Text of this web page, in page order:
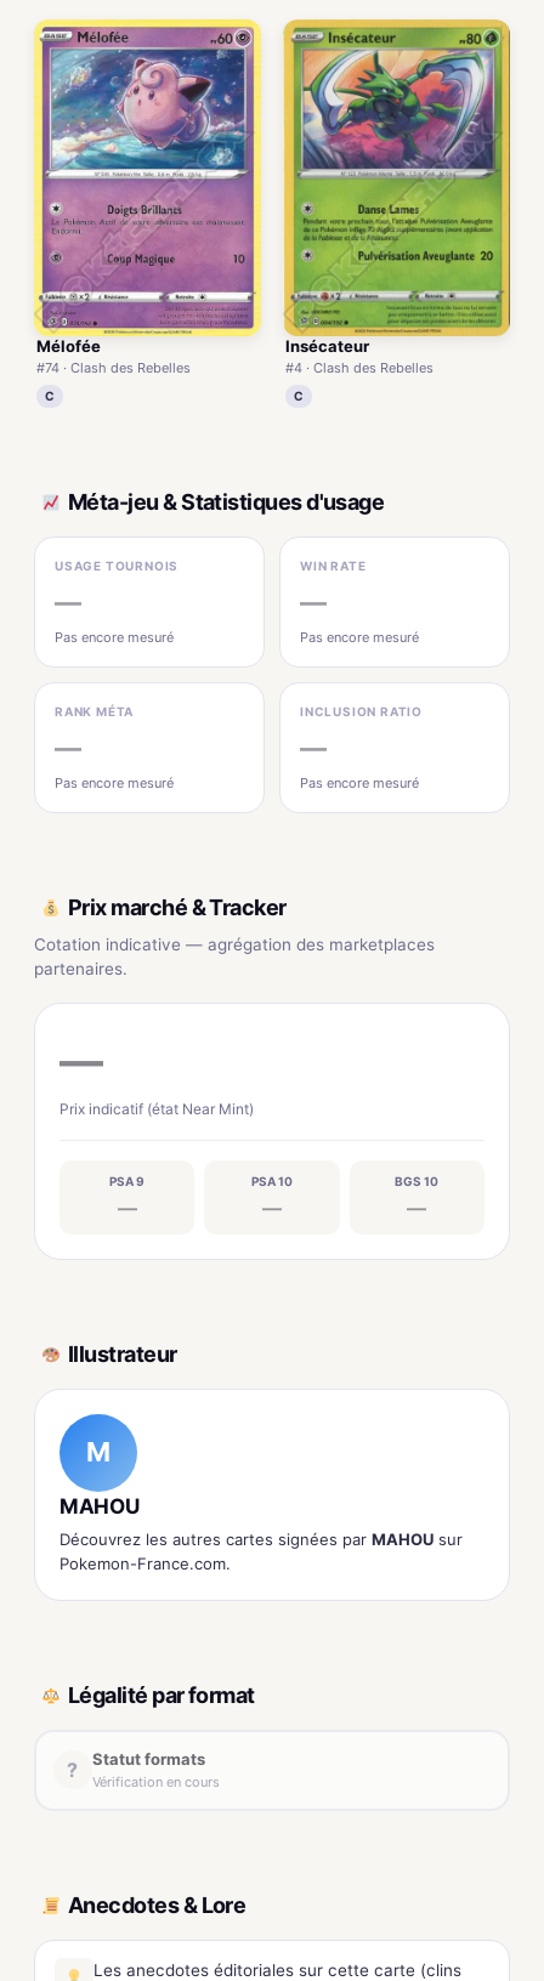
Mélofée
#74 · Clash des Rebelles
C
Insécateur
#4 · Clash des Rebelles
C
Méta-jeu & Statistiques d'usage
USAGE TOURNOIS
—
Pas encore mesuré
WIN RATE
—
Pas encore mesuré
RANK MÉTA
—
Pas encore mesuré
INCLUSION RATIO
—
Pas encore mesuré
Prix marché & Tracker
Cotation indicative — agrégation des marketplaces
partenaires.
—
Prix indicatif (état Near Mint)
PSA 9
—
PSA 10
—
BGS 10
—
Illustrateur
M
MAHOU
Découvrez les autres cartes signées par MAHOU sur
Pokemon-France.com.
Légalité par format
? Statut formats
Vérification en cours
Anecdotes & Lore
Les anecdotes éditoriales sur cette carte (clins